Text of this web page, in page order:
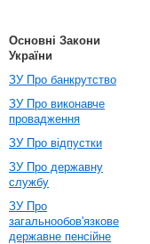
Основні Закони
України
ЗУ Про банкрутство
ЗУ Про виконавче
провадження
ЗУ Про відпустки
ЗУ Про державну
службу
ЗУ Про
загальнообов'язкове
державне пенсійне